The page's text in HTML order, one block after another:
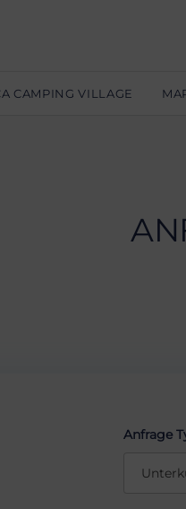
CAMPING VILLAGE
Anfrage